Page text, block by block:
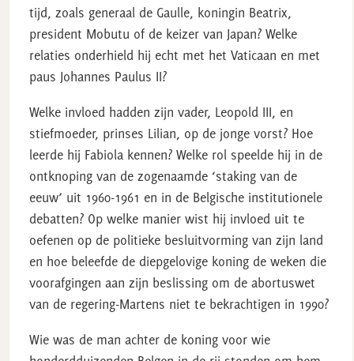
tijd, zoals generaal de Gaulle, koningin Beatrix,
president Mobutu of de keizer van Japan? Welke
relaties onderhield hij echt met het Vaticaan en met
paus Johannes Paulus II?
Welke invloed hadden zijn vader, Leopold III, en
stiefmoeder, prinses Lilian, op de jonge vorst? Hoe
leerde hij Fabiola kennen? Welke rol speelde hij in de
ontknoping van de zogenaamde ‘staking van de
eeuw’ uit 1960-1961 en in de Belgische institutionele
debatten? Op welke manier wist hij invloed uit te
oefenen op de politieke besluitvorming van zijn land
en hoe beleefde de diepgelovige koning de weken die
voorafgingen aan zijn beslissing om de abortuswet
van de regering-Martens niet te bekrachtigen in 1990?
Wie was de man achter de koning voor wie